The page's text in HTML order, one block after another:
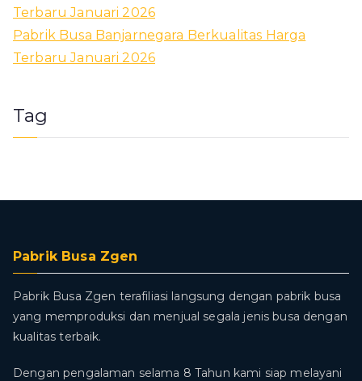
Terbaru Januari 2026
Pabrik Busa Banjarnegara Berkualitas Harga
Terbaru Januari 2026
Tag
Pabrik Busa Zgen
Pabrik Busa Zgen terafiliasi langsung dengan pabrik busa
yang memproduksi dan menjual segala jenis busa dengan
kualitas terbaik.
Dengan pengalaman selama 8 Tahun kami siap melayani